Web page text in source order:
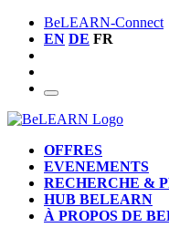
BeLEARN-Connect
EN DE FR
OFFRES
EVENEMENTS
RECHERCHE &
HUB BELEARN
À PROPOS DE